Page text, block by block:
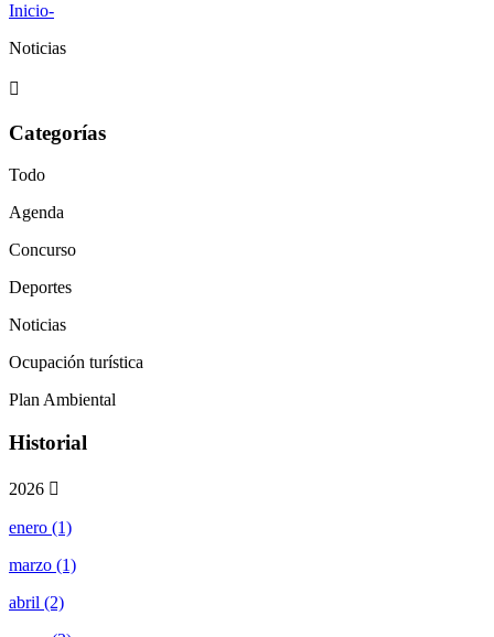
Inicio-
Noticias
Categorías
Todo
Agenda
Concurso
Deportes
Noticias
Ocupación turística
Plan Ambiental
Historial
2026
enero (1)
marzo (1)
abril (2)